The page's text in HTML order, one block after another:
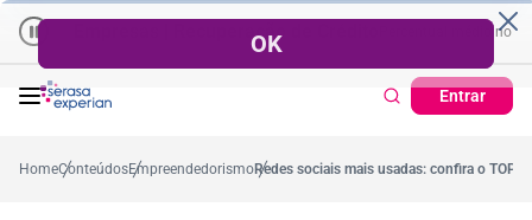
Empresas | Recuperação de Crédito Percentual médio no ano
Entrar
ano Cartão de Crédito | Cadastro
HomeConteúdosEmpreendedorismoRedes sociais mais usadas: confira o TOP